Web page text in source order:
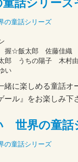
の童話シリーズ
握☆飯太郎 佐藤佳
郎 うちの陽子 木村
い
緒に楽しめる童話オ
ル』をお楽しみ下
世界の童話
の童話シリーズ